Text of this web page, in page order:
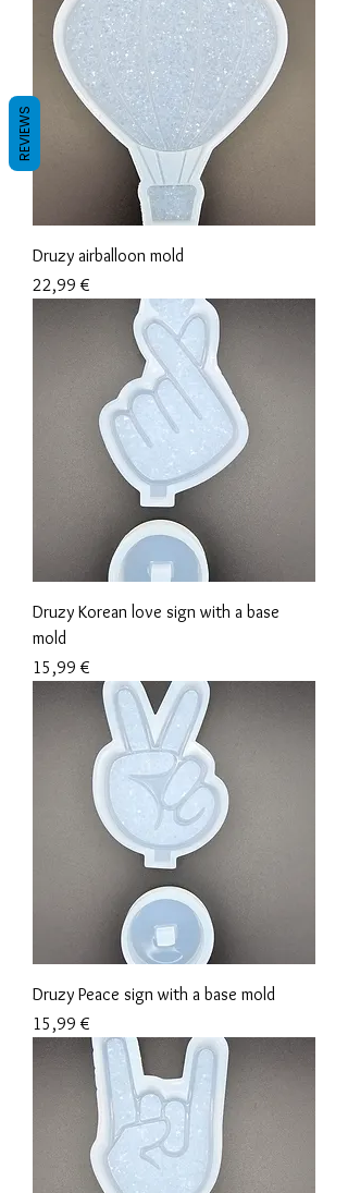
Druzy airballoon mold
Preis
22,99 €
Druzy Korean love sign with a base
mold
Preis
15,99 €
Druzy Peace sign with a base mold
Preis
15,99 €
REVIEWS